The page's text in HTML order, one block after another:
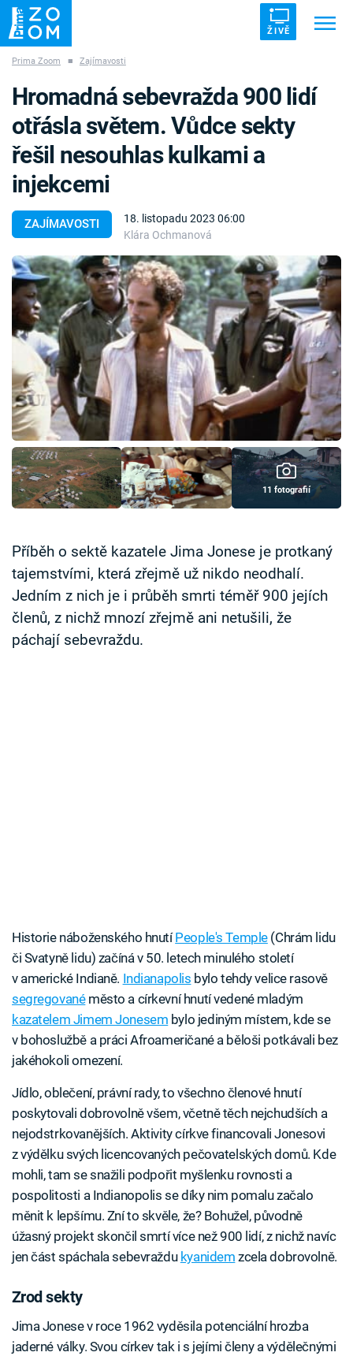
ŽIVĚ
ZÁHADY VETŘELCI DÁVNOVĚKU
Témata
Témata
Pořady
TV Program
Časopis
Sledujte prima+
Přihlášení
Prima Zoom ■ Zajímavosti
ZAJÍMAVOSTI
18. listopadu 2023 06:00
Klára Ochmanová
Hromadná sebevražda 900 lidí
otřásla světem. Vůdce sekty
řešil nesouhlas kulkami a
injekcemi
11 fotografií
Příběh o sektě kazatele Jima Jonese je protkaný
tajemstvími, která zřejmě už nikdo neodhalí.
Jedním z nich je i průběh smrti téměř 900 jejích
členů, z nichž mnozí zřejmě ani netušili, že
páchají sebevraždu.
Historie náboženského hnutíPeople's Temple(Chrám lidu
či Svatyně lidu) začíná v 50. letech minulého století
v americké Indianě. Indianapolis bylo tehdy velice rasově
segregovanéměsto a církevní hnutí vedené mladým
kazatelem Jimem Jonesem bylo jediným místem, kde se
v bohoslužbě a práci Afroameričané a běloši potkávali bez
jakéhokoli omezení.
Jídlo, oblečení, právní rady, to všechno členové hnutí
poskytovali dobrovolně všem, včetně těch nejchudších a
nejodstrkovanějších. Aktivity církve financovali Jonesovi
z výdělku svých licencovaných pečovatelských domů. Kde
mohli, tam se snažili podpořit myšlenku rovnosti a
pospolitosti a Indianopolis se díky nim pomalu začalo
měnit k lepšímu. Zní to skvěle, že? Bohužel, původně
úžasný projekt skončil smrtí více než 900 lidí, z nichž navíc
jen část spáchala sebevraždu kyanidem zcela dobrovolně.
Zrod sekty
Jima Jonese v roce 1962 vyděsila potenciální hrozba
jaderné války. Svou církev tak i s jejími členy a výdělečnými